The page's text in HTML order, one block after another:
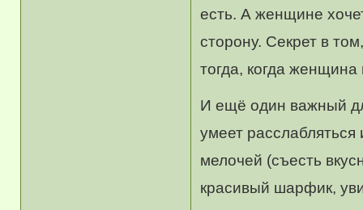
есть. А женщине
сторону. Секрет в
тогда, когда
И ещё один важный
умеет
мелочей (съесть
красивый шарфик,